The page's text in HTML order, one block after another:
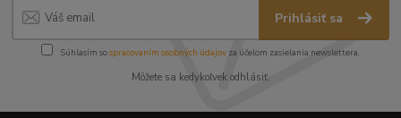
Prihlásiť sa
Súhlasím sospracovaním osobných údajov za účelom zasielania newslettera.
Môžete sa kedykoľvek odhlásiť.